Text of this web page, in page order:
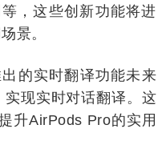
，这些创新功能将进
景。
的实时翻译功能未来
实现实时对话翻译。这
升AirPods Pro的实用